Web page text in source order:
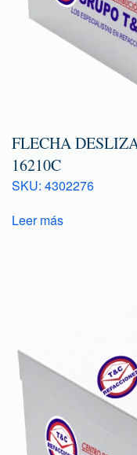
FLECHA
16210C
SKU: 4302276
Leer más